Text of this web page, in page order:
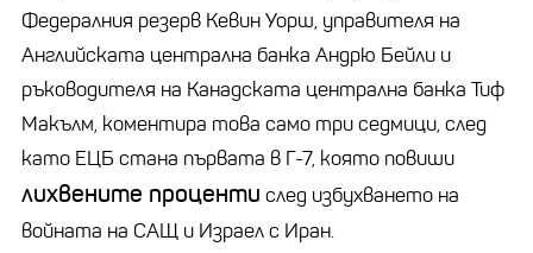
Федералния резерв Кевин Уорш, управителя на
Английската централна банка Андрю Бейли и
ръководителя на Канадската централна банка Тиф
Макълм, коментира това само три седмици, след
като ЕЦБ стана първата в Г-7, която повиши
лихвените проценти след избухването на
войната на САЩ и Израел с Иран.